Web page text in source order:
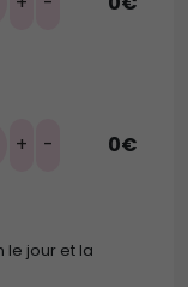
+ - 0€
le jour et la